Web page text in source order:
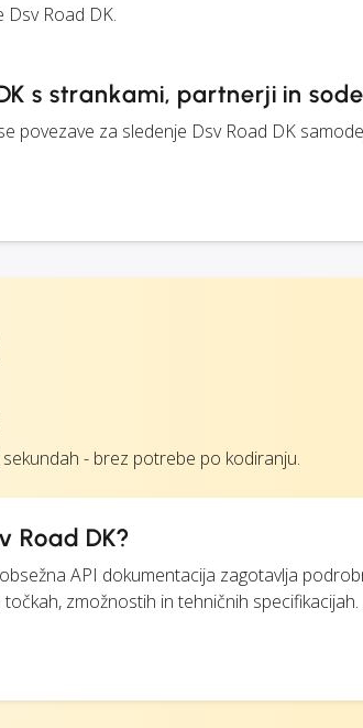
Road DK.
s strankami, partnerji in
povezave za sledenje Dsv Road DK
- brez potrebe po kodiranju.
Road DK?
API dokumentacija zagotavlja
zmožnostih in tehničnih specifikacijah.